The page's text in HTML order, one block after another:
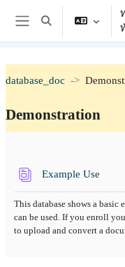
ข้ามไปที่เนื้อหาหลัก
Side panel
Toggle search input
database_doc
Demonstration
Example Use
This database shows a
can be used. If you enroll
to upload and convert a